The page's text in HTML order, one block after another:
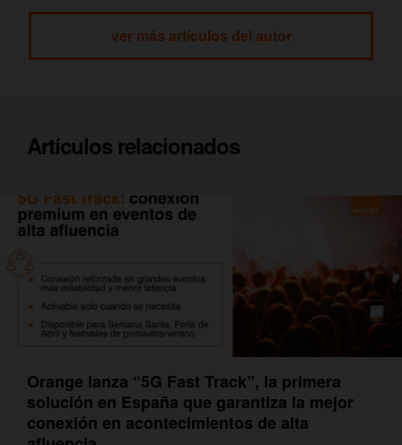
ver más artículos del autor
Artículos relacionados
Orange lanza “5G Fast Track”, la primera
solución en España que garantiza la mejor
conexión en acontecimientos de alta